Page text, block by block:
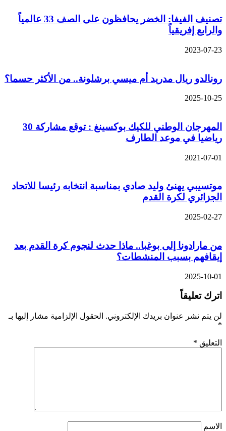
تصنيف الفيفا: الخضر يحافظون على الصف 33 عالمياً
والرابع إفريقياً
2023-07-23
رونالدو ريال مدريد أم ميسي برشلونة.. من الأكثر حسما؟
2025-10-25
المهرجان الوطني للكيك بوكسينغ : توقع مشاركة 30
رياضيا في موعد الطارف
2021-07-01
موتسيبي يهنئ وليد صادي بمناسبة انتخابه رئيسا للاتحاد
الجزائري لكرة القدم
2025-02-27
من مارادونا إلى بوغبا.. ماذا حدث لنجوم كرة القدم بعد
إيقافهم بسبب المنشطات؟
2025-10-01
اترك تعليقاً
لن يتم نشر عنوان بريدك الإلكتروني. الحقول الإلزامية مشار إليها بـ
*
التعليق *
الاسم